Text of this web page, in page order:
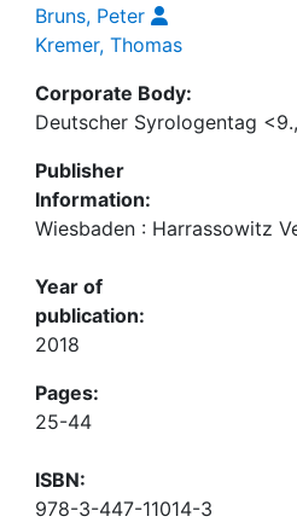
Bruns, Peter
Kremer, Thomas
Corporate Body:
Deutscher Syrologentag
Publisher
Information:
Wiesbaden : Harrassowitz
Year of
publication:
2018
Pages:
25-44
ISBN:
978-3-447-11014-3